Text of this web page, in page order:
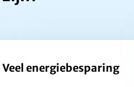
Veel energiebesparing